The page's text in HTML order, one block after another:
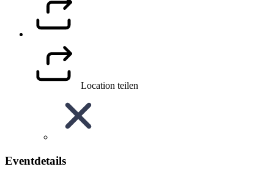
Location teilen
Eventdetails